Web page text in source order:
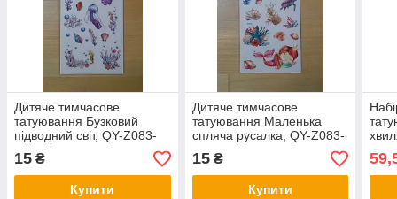
Дитяче тимчасове
татуювання Бузковий
підводний світ, QY-Z083-
091
15 ₴
Купити
Дитяче тимчасове
татуювання Маленька
спляча русалка, QY-Z083-
091
15₴
Купити